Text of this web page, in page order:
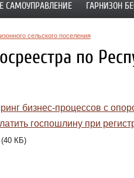
САМОУПРАВЛЕНИЕ ГАРНИЗОН
сельского поселения
по
бизнес-процессов с
госпошлину при
(40 КБ)